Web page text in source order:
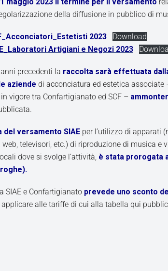
della diffusione in pubblico di
2023
Download
Artigiani e Negozi 2023
precedenti la raccolta sarà effettuata
aziende di acconciatura ed estetica associate
vigore tra Confartigianato ed SCF –
del versamento SIAE per l’utilizzo di apparati
televisori, etc.) di riproduzione di musica e
dove si svolge l’attività, è stata prorogata
.
SIAE e Confartigianato prevede uno sconto
alle tariffe di cui alla tabella qui